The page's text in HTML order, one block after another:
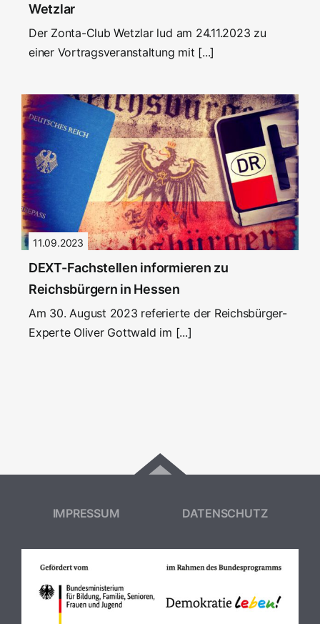
Wetzlar
Der Zonta-Club Wetzlar lud am 24.11.2023 zu
einer Vortragsveranstaltung mit [...]
11.09.2023
DEXT-Fachstellen informieren zu
Reichsbürgern in Hessen
Am 30. August 2023 referierte der Reichsbürger-
Experte Oliver Gottwald im [...]
IMPRESSUM DATENSCHUTZ